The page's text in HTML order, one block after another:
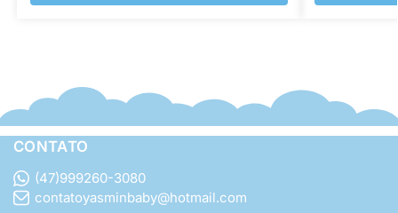
CONTATO
(47)999260-3080
contatoyasminbaby@hotmail.com